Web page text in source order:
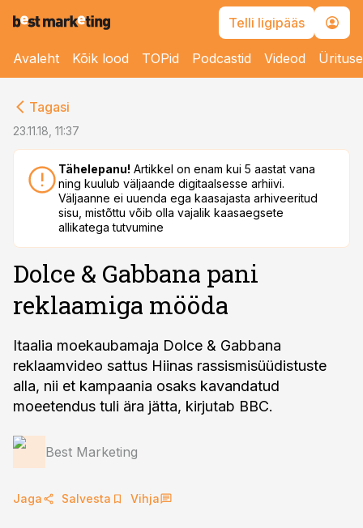
Telli ligipääs
Avaleht Kõik lood TOPid Podcastid Videod
Tagasi
23.11.18, 11:37
Tähelepanu! Artikkel on enam kui 5 aastat vana
ning kuulub väljaande digitaalsesse arhiivi.
Väljaanne ei uuenda ega kaasajasta arhiveeritud
sisu, mistõttu võib olla vajalik kaasaegsete
allikatega tutvumine
Dolce & Gabbana pani
reklaamiga mööda
Itaalia moekaubamaja Dolce & Gabbana
reklaamvideo sattus Hiinas rassismisüüdistuste
alla, nii et kampaania osaks kavandatud
moeetendus tuli ära jätta, kirjutab BBC.
Best Marketing
Jaga Salvesta Vihja